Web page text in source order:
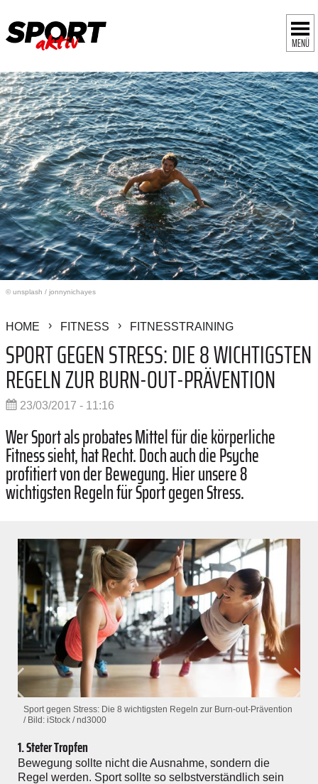
MENÜ
© unsplash / jonnynichayes
HOME FITNESS FITNESSTRAINING
SPORT GEGEN STRESS: DIE 8 WICHTIGSTEN
REGELN ZUR BURN-OUT-PRÄVENTION
23/03/2017 - 11:16
Wer Sport als probates Mittel für die körperliche
Fitness sieht, hat Recht. Doch auch die Psyche
profitiert von der Bewegung. Hier unsere 8
wichtigsten Regeln für Sport gegen Stress.
Sport gegen Stress: Die 8 wichtigsten Regeln zur Burn-out-Prävention
/ Bild: iStock / nd3000
1. Steter Tropfen
Bewegung sollte nicht die Ausnahme, sondern die
Regel werden. Sport sollte so selbstverständlich sein